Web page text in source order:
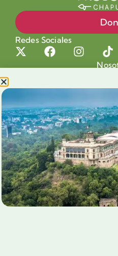
Redes Sociales
Productos
Voluntariado